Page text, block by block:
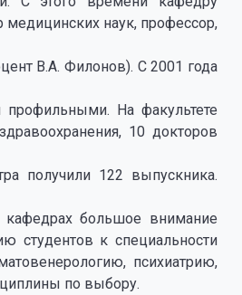
медицинских наук, профессор,
В.А. Филонов). С 2001 года
На факультете
10 докторов
получили 122 выпускника.
большое внимание
студентов к специальности
психиатрию,
по выбору.